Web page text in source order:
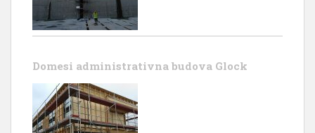
Domesi administrativna budova Glock